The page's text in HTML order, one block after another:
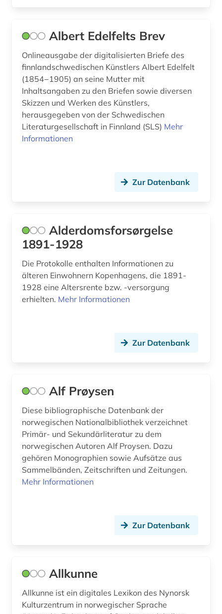
englisch (9)
erinnerung (4)
erlebnisbericht (1)
erster weltkrieg (2)
erzählung (1)
esbjerg (3)
ess- und trinksitte (1)
estland (4)
estnisch (2)
estonia (1)
faksimile (1)
familie (1)
felsbild (1)
ferdinand salling (1)
fernsehsendung (1)
film (10)
filmarchiv (1)
filmwissenschaft (1)
Albert Edelfelts Brev
Onlineausgabe der digitalisierten Briefe des
finnlandschwedischen Künstlers Albert Edelfelt
(1854−1905) an seine Mutter mit
Inhaltsangaben zu den Briefen sowie diversen
Skizzen und Werken des Künstlers,
herausgegeben von der Schwedischen
Literaturgesellschaft in Finnland (SLS) Mehr
Informationen
Zur Datenbank
Alderdomsforsørgelse
1891-1928
Die Protokolle enthalten Informationen zu
älteren Einwohnern Kopenhagens, die 1891-
1928 eine Altersrente bzw. -versorgung
erhielten. Mehr Informationen
Zur Datenbank
Alf Prøysen
Diese bibliographische Datenbank der
norwegischen Nationalbibliothek verzeichnet
Primär- und Sekundärliteratur zu dem
norwegischen Autoren Alf Proysen. Dazu
gehören Monographien sowie Aufsätze aus
Sammelbänden, Zeitschriften und Zeitungen.
Mehr Informationen
Zur Datenbank
Allkunne
Allkunne ist ein digitales Lexikon des Nynorsk
Kulturzentrum in norwegischer Sprache